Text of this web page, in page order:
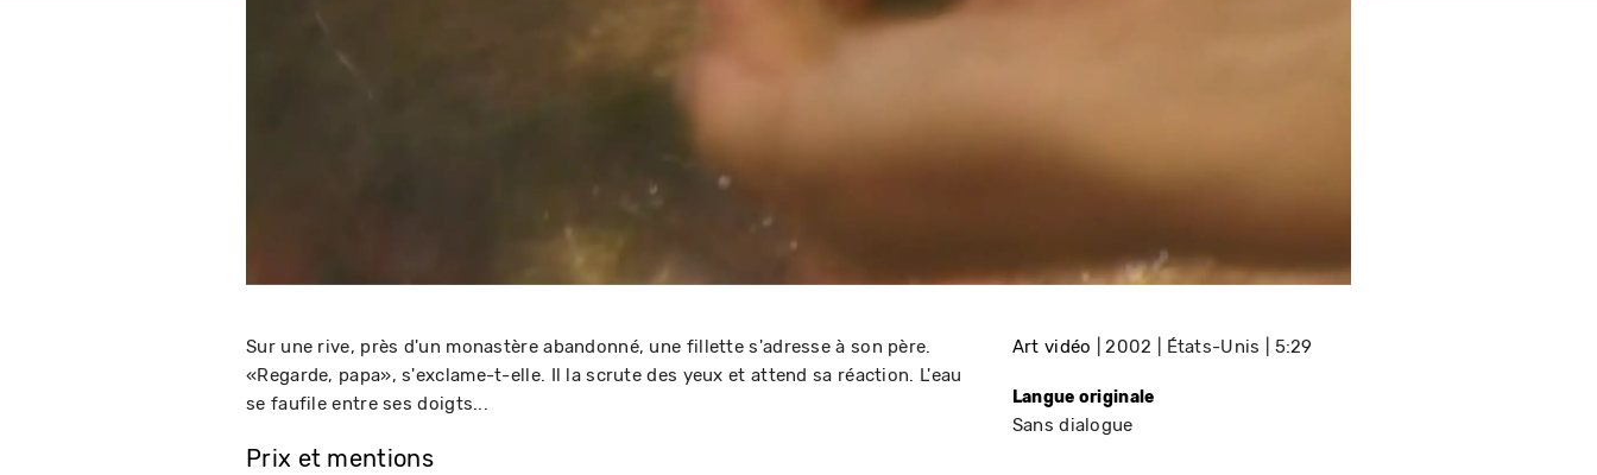
Sur une rive, près d'un monastère abandonné, une fillette s'adresse à son père.
«Regarde, papa», s'exclame-t-elle. Il la scrute des yeux et attend sa réaction. L'eau
se faufile entre ses doigts...
Prix et mentions
Art vidéo 2002 États-Unis 5:29
Langue originale
Sans dialogue